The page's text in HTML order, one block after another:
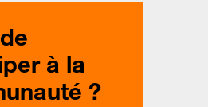
à la
?